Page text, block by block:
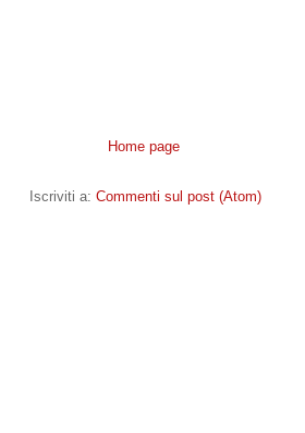
Home page
Iscriviti a: Commenti sul post (Atom)